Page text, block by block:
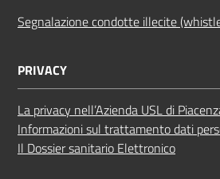
Segnalazione condotte illecite
PRIVACY
La privacy nell’Azienda USL di
Informazioni sul trattamento dati
Il Dossier sanitario Elettronico